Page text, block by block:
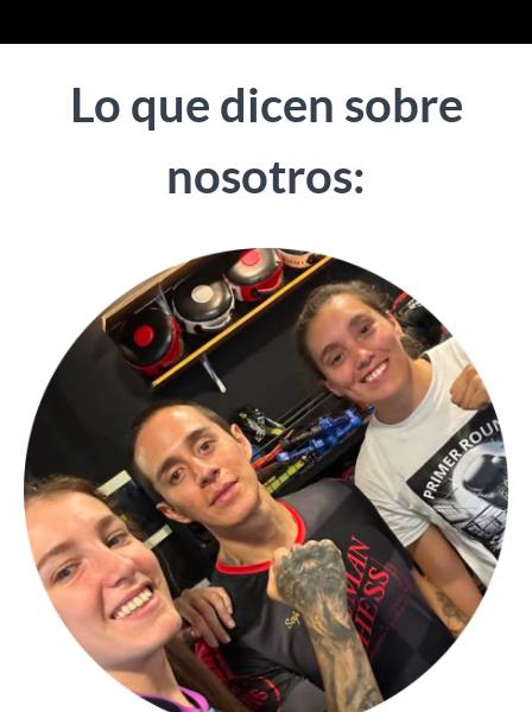
Lo que dicen sobre
nosotros: